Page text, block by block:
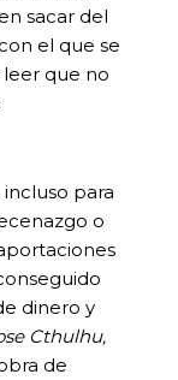
sacar del
el que se
que no
para
o
dinero y
Cthulhu,
de